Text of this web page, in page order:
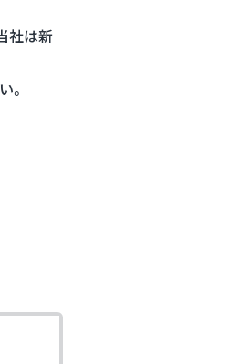
社は新
。